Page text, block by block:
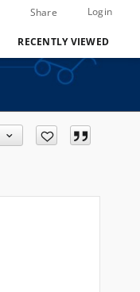
Share Login
RECENTLY VIEWED